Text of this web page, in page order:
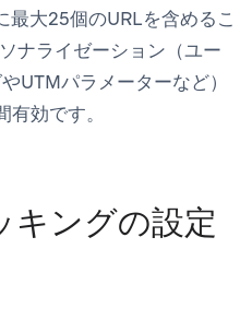
最大25個のURLを含めるこ
ナライゼーション（ユー
UTMパラメーターなど）
効です。
キングの設定